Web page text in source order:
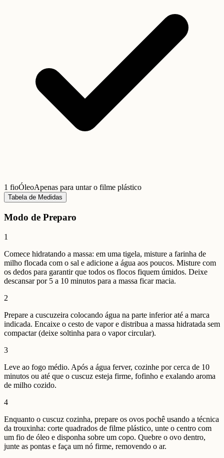
1 fioÓleoApenas para untar o filme plástico
Tabela de Medidas
Modo de Preparo
1
Comece hidratando a massa: em uma tigela, misture a farinha de
milho flocada com o sal e adicione a água aos poucos. Misture com
os dedos para garantir que todos os flocos fiquem úmidos. Deixe
descansar por 5 a 10 minutos para a massa ficar macia.
2
Prepare a cuscuzeira colocando água na parte inferior até a marca
indicada. Encaixe o cesto de vapor e distribua a massa hidratada sem
compactar (deixe soltinha para o vapor circular).
3
Leve ao fogo médio. Após a água ferver, cozinhe por cerca de 10
minutos ou até que o cuscuz esteja firme, fofinho e exalando aroma
de milho cozido.
4
Enquanto o cuscuz cozinha, prepare os ovos pochê usando a técnica
da trouxinha: corte quadrados de filme plástico, unte o centro com
um fio de óleo e disponha sobre um copo. Quebre o ovo dentro,
junte as pontas e faça um nó firme, removendo o ar.